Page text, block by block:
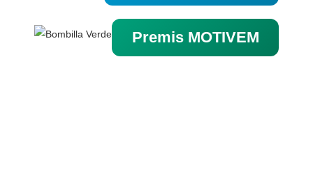
Premis MOTIVEM